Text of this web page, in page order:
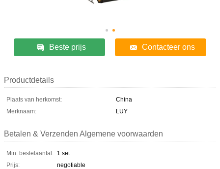
Beste prijs Contacteer ons
Productdetails
Plaats van herkomst:
China
Merknaam:
LUY
Betalen & Verzenden Algemene voorwaarden
Min. bestelaantal: 1 set
Prijs:
negotiable